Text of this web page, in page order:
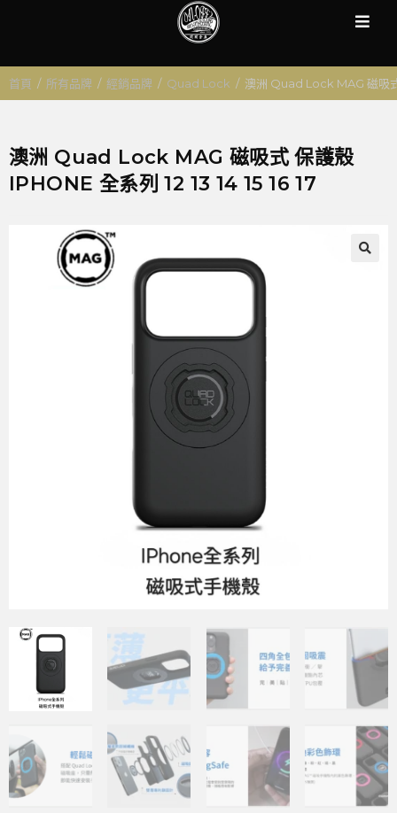
首頁 / 所有品牌 / 經銷品牌 / Quad Lock / 澳洲 Quad Lock MAG 磁吸式
澳洲 Quad Lock MAG 磁吸式 保護殼
IPHONE 全系列 12 13 14 15 16 17